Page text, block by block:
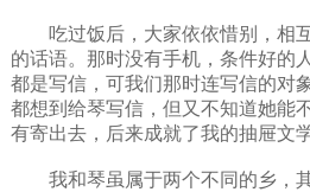
吃过饭后，大家依依惜别，相
的话语。那时没有手机，条件好的
都是写信，可我们那时连写信的对
都想到给琴写信，但又不知道她能
有寄出去，后来成就了我的抽屉文学
我和琴虽属于两个不同的乡，